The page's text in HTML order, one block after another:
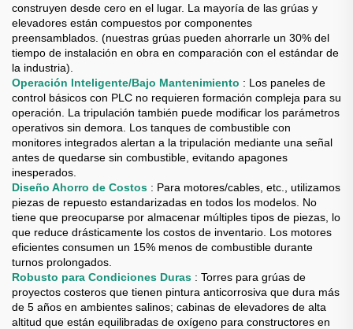
construyen desde cero en el lugar. La mayoría de las grúas y
elevadores están compuestos por componentes
preensamblados. (nuestras grúas pueden ahorrarle un 30% del
tiempo de instalación en obra en comparación con el estándar de
la industria).
Operación Inteligente/Bajo Mantenimiento : Los paneles de
control básicos con PLC no requieren formación compleja para su
operación. La tripulación también puede modificar los parámetros
operativos sin demora. Los tanques de combustible con
monitores integrados alertan a la tripulación mediante una señal
antes de quedarse sin combustible, evitando apagones
inesperados.
Diseño Ahorro de Costos : Para motores/cables, etc., utilizamos
piezas de repuesto estandarizadas en todos los modelos. No
tiene que preocuparse por almacenar múltiples tipos de piezas, lo
que reduce drásticamente los costos de inventario. Los motores
eficientes consumen un 15% menos de combustible durante
turnos prolongados.
Robusto para Condiciones Duras : Torres para grúas de
proyectos costeros que tienen pintura anticorrosiva que dura más
de 5 años en ambientes salinos; cabinas de elevadores de alta
altitud que están equilibradas de oxígeno para constructores en